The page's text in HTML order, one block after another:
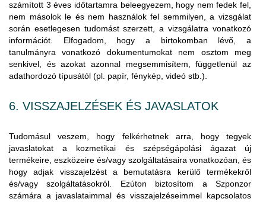
számított 3 éves időtartamra beleegyezem, hogy nem fedek fel,
nem másolok le és nem használok fel semmilyen, a vizsgálat
során esetlegesen tudomást szerzett, a vizsgálatra vonatkozó
információt. Elfogadom, hogy a birtokomban lévő, a
tanulmányra vonatkozó dokumentumokat nem osztom meg
senkivel, és azokat azonnal megsemmisítem, függetlenül az
adathordozó típusától (pl. papír, fénykép, videó stb.).
6. VISSZAJELZÉSEK ÉS JAVASLATOK
Tudomásul veszem, hogy felkérhetnek arra, hogy tegyek
javaslatokat a kozmetikai és szépségápolási ágazat új
termékeire, eszközeire és/vagy szolgáltatásaira vonatkozóan, és
hogy adjak visszajelzést a bemutatásra kerülő termékekről
és/vagy szolgáltatásokról. Ezúton biztosítom a Szponzor
számára a javaslataimmal és visszajelzéseimmel kapcsolatos